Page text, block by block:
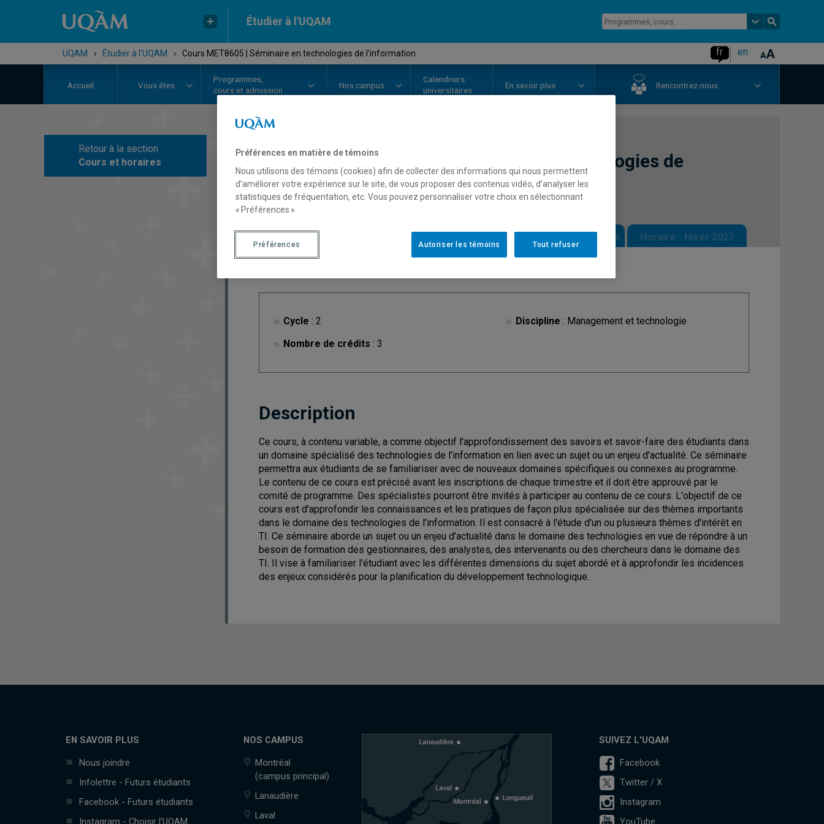
Étudier à l'UQAM
UQAM › Étudier à l'UQAM › Cours MET8605 | Séminaire en technologies de l'information fr en
Accueil Vous êtes
Programmes,
cours et admission
Nos campus
Calendriers
universitaires
En savoir plus Rencontrez-nous
Retour à la section
Cours et horaires
COURS// MET8605
Séminaire en technologies de
l'information
Description Horaire - Été 2026 Horaire - Automne 2026 Horaire - Hiver 2027
Cycle : 2
Nombre de crédits : 3
Discipline : Management et technologie
Description
Ce cours, à contenu variable, a comme objectif l'approfondissement des savoirs et savoir-faire des étudiants dans
un domaine spécialisé des technologies de l'information en lien avec un sujet ou un enjeu d'actualité. Ce séminaire
permettra aux étudiants de se familiariser avec de nouveaux domaines spécifiques ou connexes au programme.
Le contenu de ce cours est précisé avant les inscriptions de chaque trimestre et il doit être approuvé par le
comité de programme. Des spécialistes pourront être invités à participer au contenu de ce cours. L'objectif de ce
cours est d'approfondir les connaissances et les pratiques de façon plus spécialisée sur des thèmes importants
dans le domaine des technologies de l'information. Il est consacré à l'étude d'un ou plusieurs thèmes d'intérêt en
TI. Ce séminaire aborde un sujet ou un enjeu d'actualité dans le domaine des technologies en vue de répondre à un
besoin de formation des gestionnaires, des analystes, des intervenants ou des chercheurs dans le domaine des
TI. Il vise à familiariser l'étudiant avec les différentes dimensions du sujet abordé et à approfondir les incidences
des enjeux considérés pour la planification du développement technologique.
EN SAVOIR PLUS
Nous joindre
Infolettre - Futurs étudiants
Facebook - Futurs étudiants
Instagram - Choisir l'UQAM
NOS CAMPUS
Montréal
(campus principal)
Lanaudière
Laval
SUIVEZ L'UQAM
Facebook
Twitter / X
Instagram
YouTube
Préférences en matière de témoins
Nous utilisons des témoins (cookies) afin de collecter des informations qui nous permettent
d’améliorer votre expérience sur le site, de vous proposer des contenus vidéo, d’analyser les
statistiques de fréquentation, etc. Vous pouvez personnaliser votre choix en sélectionnant
« Préférences ».
Tout refuser
Autoriser les témoins
Préférences